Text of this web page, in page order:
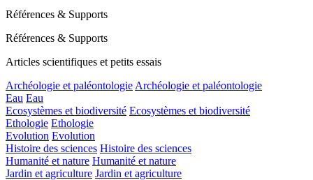
Références & Supports
Références & Supports
Articles scientifiques et petits essais
Archéologie et paléontologie Archéologie et paléontologie
Eau Eau
Ecosystèmes et biodiversité Ecosystèmes et biodiversité
Ethologie Ethologie
Evolution Evolution
Histoire des sciences Histoire des sciences
Humanité et nature Humanité et nature
Jardin et agriculture Jardin et agriculture